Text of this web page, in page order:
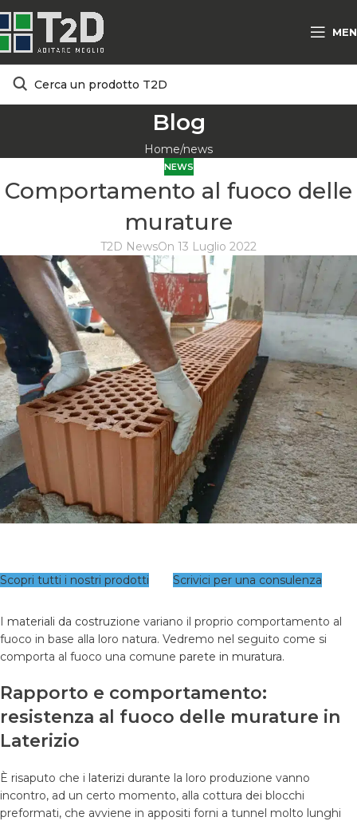
Blog
Home news
NEWS
Comportamento al fuoco delle
murature
T2D NewsOn 13 Luglio 2022
Scopri tutti i nostri prodotti Scrivici per una consulenza
materiali da costruzione variano il proprio comportamento al
fuoco in base alla loro natura. Vedremo nel seguito come si
comporta al fuoco una comune parete in muratura.
Rapporto e comportamento:
resistenza al fuoco delle murature in
Laterizio
È risaputo che i laterizi durante la loro produzione vanno
incontro, ad un certo momento, alla cottura dei blocchi
preformati, che avviene in appositi forni a tunnel molto lunghi